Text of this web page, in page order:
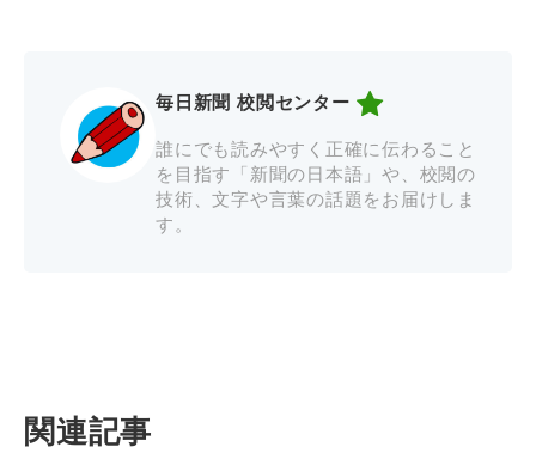
毎日新聞 校閲センター
誰にでも読みやすく正確に伝わること
を目指す「新聞の日本語」や、校閲の
技術、文字や言葉の話題をお届けしま
す。
関連記事